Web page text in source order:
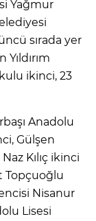
Yağmur
sırada yer
ikinci, 23
Anadolu
Gülşen
Kılıç ikinci
Topçuoğlu
Nisanur
Lisesi